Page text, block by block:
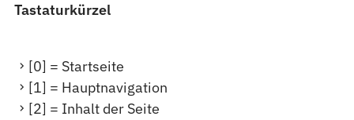
Tastaturkürzel
[0] = Startseite
[1] = Hauptnavigation
[2] = Inhalt der Seite